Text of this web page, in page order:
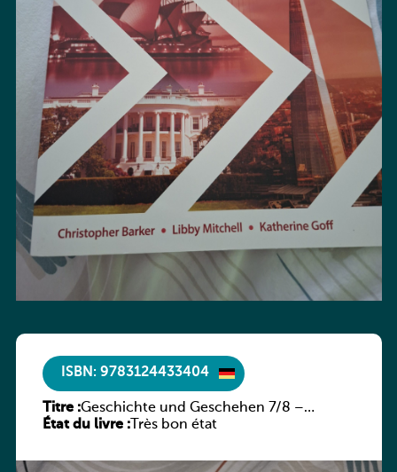
ISBN: 9783124433404
Titre :Geschichte und Geschehen 7/8 –
Rheinland-Pfalz
État du livre :Très bon état